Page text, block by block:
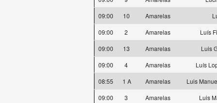
09:00
10 Amarelas
09:00
2 Amarelas
Luís
09:00
13 Amarelas
Luis
09:00
4 Amarelas
Luís
08:55
1 A Amarelas
Luis
09:00
3 Amarelas
Luis